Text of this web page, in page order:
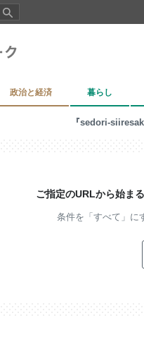
政治と経済 暮らし
『sedori-
ご指定のURLから始ま
条件を「すべて」に